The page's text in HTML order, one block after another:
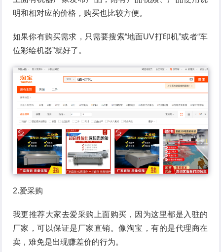
明和相对应的价格，购买也比较方便。
如果你有购买需求，只需要搜索“地面UV打印机”或者“车
位彩绘机器”就好了。
2.爱采购
我更推荐大家去爱采购上面购买，因为这里都是入驻的
厂家，可以保证是厂家直销。像淘宝，有的是代理商在
卖，难免是出现赚差价的行为。